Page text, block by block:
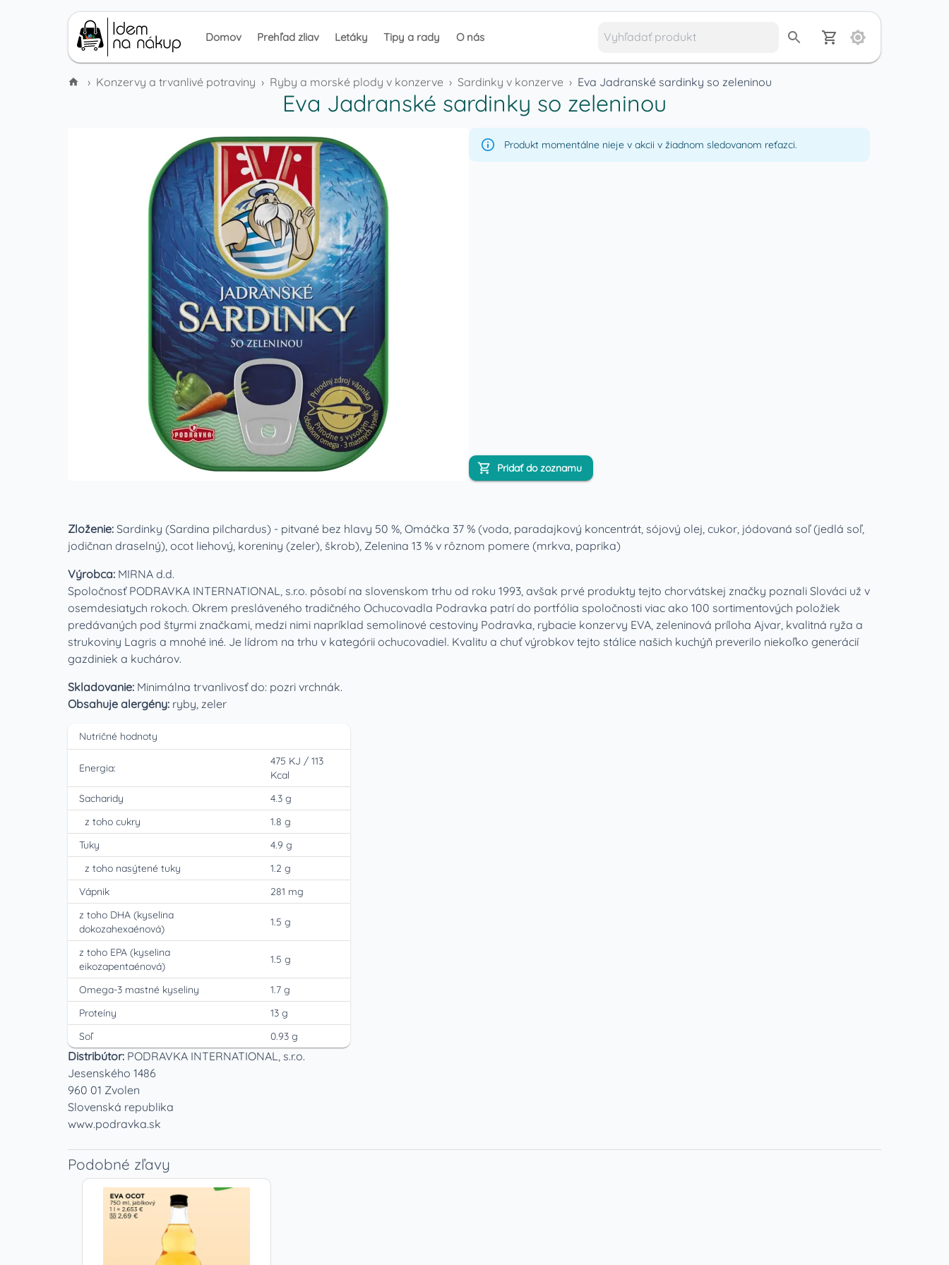
Domov Prehľad zliav Letáky Tipy a rady O nás
› Konzervy a trvanlivé potraviny › Ryby a morské plody v konzerve › Sardinky v konzerve › Eva Jadranské sardinky so zeleninou
Eva Jadranské sardinky so zeleninou
Produkt momentálne nieje v akcii v žiadnom sledovanom reťazci.
Pridať do zoznamu
Zloženie: Sardinky (Sardina pilchardus) - pitvané bez hlavy 50 %, Omáčka 37 % (voda, paradajkový koncentrát, sójový olej, cukor, jódovaná soľ (jedlá soľ,
jodičnan draselný), ocot liehový, koreniny (zeler), škrob), Zelenina 13 % v rôznom pomere (mrkva, paprika)
Výrobca: MIRNA d.d.
Spoločnosť PODRAVKA INTERNATIONAL, s.r.o. pôsobí na slovenskom trhu od roku 1993, avšak prvé produkty tejto chorvátskej značky poznali Slováci už v
osemdesiatych rokoch. Okrem presláveného tradičného Ochucovadla Podravka patrí do portfólia spoločnosti viac ako 100 sortimentových položiek
predávaných pod štyrmi značkami, medzi nimi napríklad semolinové cestoviny Podravka, rybacie konzervy EVA, zeleninová príloha Ajvar, kvalitná ryža a
strukoviny Lagris a mnohé iné. Je lídrom na trhu v kategórii ochucovadiel. Kvalitu a chuť výrobkov tejto stálice našich kuchýň preverilo niekoľko generácií
gazdiniek a kuchárov.
Skladovanie: Minimálna trvanlivosť do: pozri vrchnák.
Obsahuje alergény: ryby, zeler
Nutričné hodnoty
Energia:
475 KJ / 113
Kcal
Sacharidy
4.3 g
z toho cukry
1.8 g
Tuky
4.9 g
z toho nasýtené tuky
1.2 g
Vápnik
281 mg
z toho DHA (kyselina
dokozahexaénová)
1.5 g
z toho EPA (kyselina
eikozapentaénová)
1.5 g
Omega-3 mastné kyseliny
1.7 g
Proteíny
13 g
Soľ
0.93 g
Distribútor: PODRAVKA INTERNATIONAL, s.r.o.
Jesenského 1486
960 01 Zvolen
Slovenská republika
www.podravka.sk
Podobné zľavy